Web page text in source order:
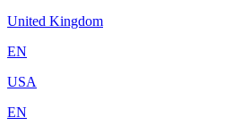
United Kingdom
EN
USA
EN